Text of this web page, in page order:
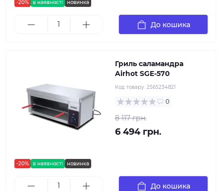
-20% в наявності новинка
До кошика
-20% в наявності новинка
Гриль саламандра
Airhot SGE-570
Код товару: 2565234821
0
8 117 грн.
6 494 грн.
До кошика